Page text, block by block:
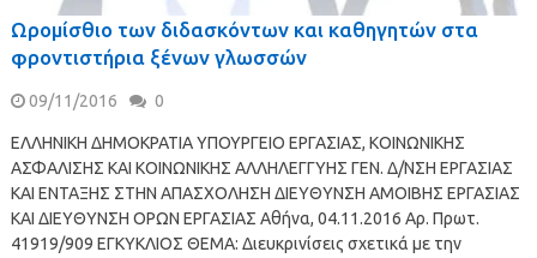
Ωρομίσθιο των διδασκόντων και καθηγητών στα
φροντιστήρια ξένων γλωσσών
09/11/2016 0
ΕΛΛΗΝΙΚΗ ΔΗΜΟΚΡΑΤΙΑ ΥΠΟΥΡΓΕΙΟ ΕΡΓΑΣΙΑΣ, ΚΟΙΝΩΝΙΚΗΣ
ΑΣΦΑΛΙΣΗΣ ΚΑΙ ΚΟΙΝΩΝΙΚΗΣ ΑΛΛΗΛΕΓΓΥΗΣ ΓΕΝ. Δ/ΝΣΗ ΕΡΓΑΣΙΑΣ
ΚΑΙ ΕΝΤΑΞΗΣ ΣΤΗΝ ΑΠΑΣΧΟΛΗΣΗ ΔΙΕΥΘΥΝΣΗ ΑΜΟΙΒΗΣ ΕΡΓΑΣΙΑΣ
ΚΑΙ ΔΙΕΥΘΥΝΣΗ ΟΡΩΝ ΕΡΓΑΣΙΑΣ Αθήνα, 04.11.2016 Αρ. Πρωτ.
41919/909 ΕΓΚΥΚΛΙΟΣ ΘΕΜΑ: Διευκρινίσεις σχετικά με την